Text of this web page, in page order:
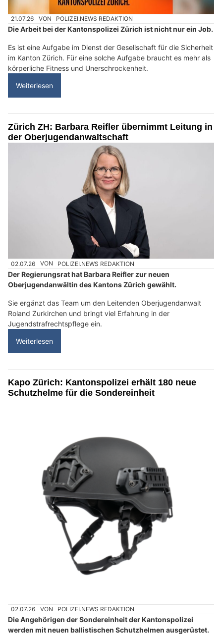
21.07.26 VON POLIZEI.NEWS REDAKTION
Die Arbeit bei der Kantonspolizei Zürich ist nicht nur ein Job.
Es ist eine Aufgabe im Dienst der Gesellschaft für die Sicherheit
im Kanton Zürich. Für eine solche Aufgabe braucht es mehr als
körperliche Fitness und Unerschrockenheit.
Weiterlesen
Zürich ZH: Barbara Reifler übernimmt Leitung in
der Oberjugendanwaltschaft
02.07.26 VON POLIZEI.NEWS REDAKTION
Der Regierungsrat hat Barbara Reifler zur neuen
Oberjugendanwältin des Kantons Zürich gewählt.
Sie ergänzt das Team um den Leitenden Oberjugendanwalt
Roland Zurkirchen und bringt viel Erfahrung in der
Jugendstrafrechtspflege ein.
Weiterlesen
Kapo Zürich: Kantonspolizei erhält 180 neue
Schutzhelme für die Sondereinheit
02.07.26 VON POLIZEI.NEWS REDAKTION
Die Angehörigen der Sondereinheit der Kantonspolizei
werden mit neuen ballistischen Schutzhelmen ausgerüstet.